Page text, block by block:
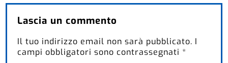
Lascia un commento
Il tuo indirizzo email non sarà pubblicato. I
campi obbligatori sono contrassegnati *